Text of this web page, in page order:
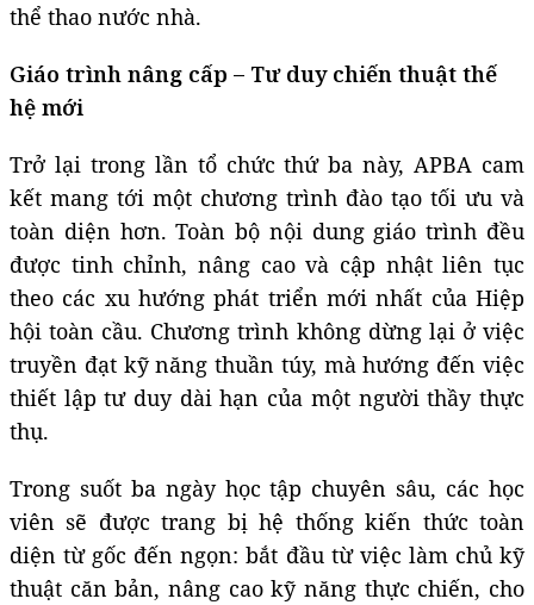
thể thao nước nhà.
Giáo trình nâng cấp – Tư duy chiến thuật thế
hệ mới
Trở lại trong lần tổ chức thứ ba này, APBA cam
kết mang tới một chương trình đào tạo tối ưu và
toàn diện hơn. Toàn bộ nội dung giáo trình đều
được tinh chỉnh, nâng cao và cập nhật liên tục
theo các xu hướng phát triển mới nhất của Hiệp
hội toàn cầu. Chương trình không dừng lại ở việc
truyền đạt kỹ năng thuần túy, mà hướng đến việc
thiết lập tư duy dài hạn của một người thầy thực
thụ.
Trong suốt ba ngày học tập chuyên sâu, các học
viên sẽ được trang bị hệ thống kiến thức toàn
diện từ gốc đến ngọn: bắt đầu từ việc làm chủ kỹ
thuật căn bản, nâng cao kỹ năng thực chiến, cho